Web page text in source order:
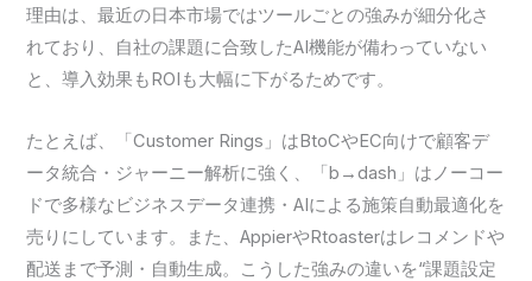
理由は、最近の日本市場ではツールごとの強みが細分化さ
れており、自社の課題に合致したAI機能が備わっていない
と、導入効果もROIも大幅に下がるためです。
たとえば、「Customer Rings」はBtoCやEC向けで顧客デ
ータ統合・ジャーニー解析に強く、「b→dash」はノーコー
ドで多様なビジネスデータ連携・AIによる施策自動最適化を
売りにしています。また、AppierやRtoasterはレコメンドや
配送まで予測・自動生成。こうした強みの違いを“課題設定